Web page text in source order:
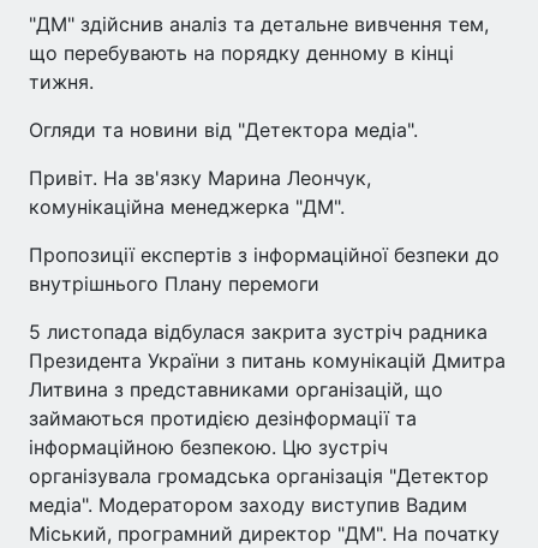
"ДМ" здійснив аналіз та детальне вивчення тем,
що перебувають на порядку денному в кінці
тижня.
Огляди та новини від "Детектора медіа".
Привіт. На зв'язку Марина Леончук,
комунікаційна менеджерка "ДМ".
Пропозиції експертів з інформаційної безпеки до
внутрішнього Плану перемоги
5 листопада відбулася закрита зустріч радника
Президента України з питань комунікацій Дмитра
Литвина з представниками організацій, що
займаються протидією дезінформації та
інформаційною безпекою. Цю зустріч
організувала громадська організація "Детектор
медіа". Модератором заходу виступив Вадим
Міський, програмний директор "ДМ". На початку